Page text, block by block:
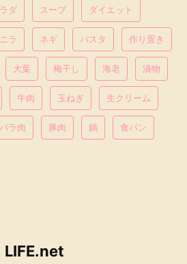
ダ スープ ダイエット
ニラ ネギ パスタ 作り置き
大葉 梅干し 海老 漬物
牛肉 玉ねぎ 生クリーム
ラ肉 豚肉 鍋 食パン
LIFE.net